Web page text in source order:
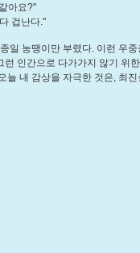
아요?"
겁난다."
일 농땡이만 부렸다. 이런 우
인간으로 다가가지 않기 위
늘 내 감상을 자극한 것은, 최